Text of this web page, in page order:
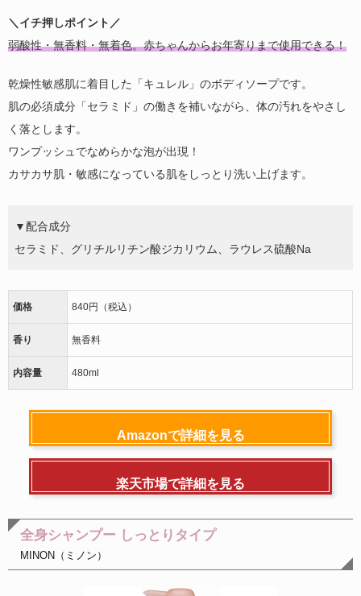
＼イチ押しポイント／
弱酸性・無香料・無着色。赤ちゃんからお年寄りまで使用できる！
乾燥性敏感肌に着目した「キュレル」のボディソープです。
肌の必須成分「セラミド」の働きを補いながら、体の汚れをやさし
く落とします。
ワンプッシュでなめらかな泡が出現！
カサカサ肌・敏感になっている肌をしっとり洗い上げます。
▼配合成分
セラミド、グリチルリチン酸ジカリウム、ラウレス硫酸Na
価格 840円（税込）
香り 無香料
内容量 480ml
Amazonで詳細を見る
楽天市場で詳細を見る
全身シャンプー しっとりタイプ
MINON（ミノン）